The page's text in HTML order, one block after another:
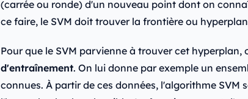
(carrée ou ronde) d'un nouveau point dont on
ce faire, le SVM doit trouver la frontière ou
Pour que le SVM parvienne à trouver cet hyperplan,
d'entraînement. On lui donne par exemple un
connues. À partir de ces données, l'algorithme SVM